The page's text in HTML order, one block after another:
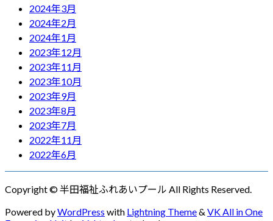
2024年3月
2024年2月
2024年1月
2023年12月
2023年11月
2023年10月
2023年9月
2023年8月
2023年7月
2022年11月
2022年6月
Copyright © 半田福祉ふれあいプール All Rights Reserved.
Powered byWordPress with Lightning Theme& VK All in One